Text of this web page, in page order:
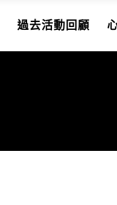
過去活動回顧